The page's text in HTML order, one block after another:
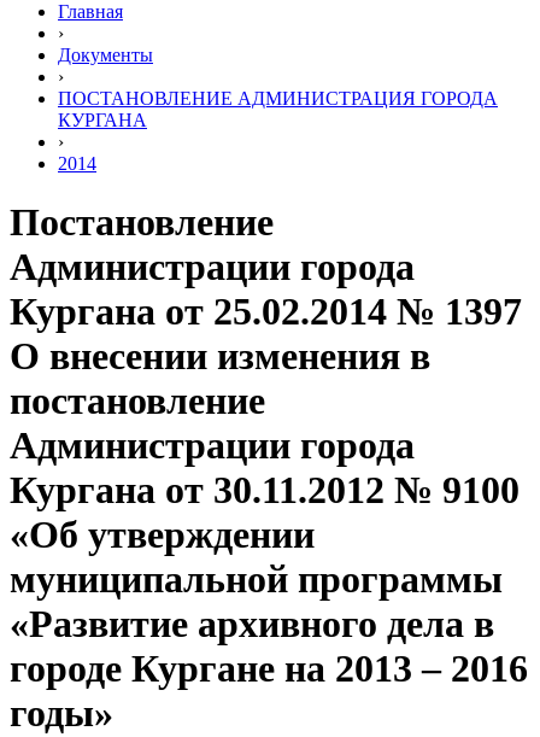
Главная
›
Документы
›
ПОСТАНОВЛЕНИЕ АДМИНИСТРАЦИЯ ГОРОДА
КУРГАНА
›
2014
Постановление
Администрации города
Кургана от 25.02.2014 № 1397
О внесении изменения в
постановление
Администрации города
Кургана от 30.11.2012 № 9100
«Об утверждении
муниципальной программы
«Развитие архивного дела в
городе Кургане на 2013 – 2016
годы»